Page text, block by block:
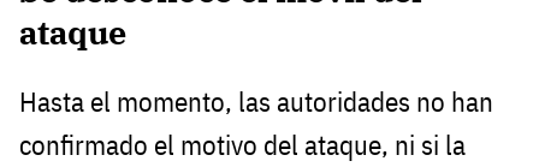
ataque
Hasta el momento, las autoridades no han
confirmado el motivo del ataque, ni si la